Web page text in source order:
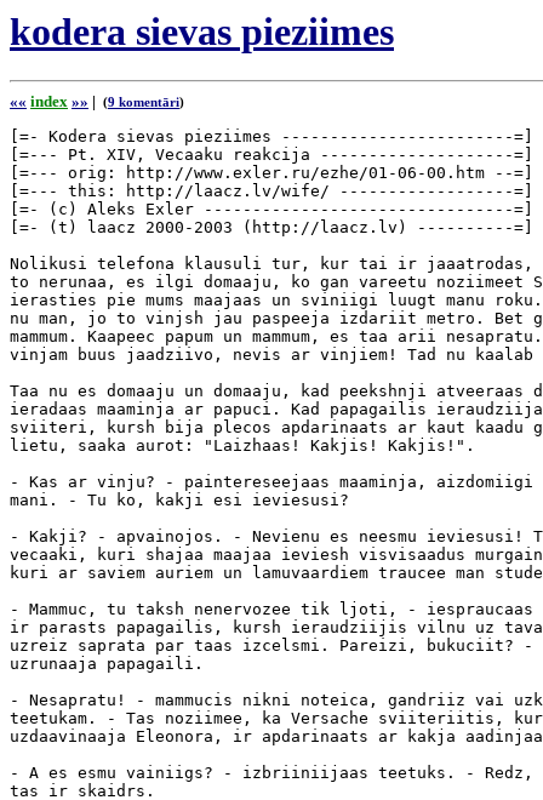
kodera sievas pieziimes
«« index »» | (9 komentāri)
[=- Kodera sievas pieziimes ------------------------=]
[=--- Pt. XIV, Vecaaku reakcija --------------------=]
[=--- orig: http://www.exler.ru/ezhe/01-06-00.htm --=]
[=--- this: http://laacz.lv/wife/ ------------------=]
[=- (c) Aleks Exler --------------------------------=]
[=- (t) laacz 2000-2003 (http://laacz.lv) ----------=]
Nolikusi telefona klausuli tur, kur tai ir jaaatrodas,
to nerunaa, es ilgi domaaju, ko gan vareetu noziimeet
ierasties pie mums maajaas un sviniigi luugt manu roku.
nu man, jo to vinjsh jau paspeeja izdariit metro. Bet
mammum. Kaapeec papum un mammum, es taa arii
vinjam buus jaadziivo, nevis ar vinjiem! Tad nu kaalab
Taa nu es domaaju un domaaju, kad peekshnji atveeraas
ieradaas maaminja ar papuci. Kad papagailis ieraudziija
sviiteri, kursh bija plecos apdarinaats ar kaut kaadu
lietu, saaka aurot: "Laizhaas! Kakjis! Kakjis!".
- Kas ar vinju? - paintereseejaas maaminja, aizdomiigi
mani. - Tu ko, kakji esi ieviesusi?
- Kakji? - apvainojos. - Nevienu es neesmu ieviesusi!
vecaaki, kuri shajaa maajaa ieviesh visvisaadus
kuri ar saviem auriem un lamuvaardiem traucee man
- Mammuc, tu taksh nenervozee tik ljoti, -
ir parasts papagailis, kursh ieraudziijis vilnu uz
uzreiz saprata par taas izcelsmi. Pareizi, bukuciit? -
uzrunaaja papagaili.
- Nesapratu! - mammucis nikni noteica, gandriiz vai
teetukam. - Tas noziimee, ka Versache sviiteriitis,
uzdaavinaaja Eleonora, ir apdarinaats ar kakja
- A es esmu vainiigs? - izbriiniijaas teetuks. - Redz,
tas ir skaidrs.